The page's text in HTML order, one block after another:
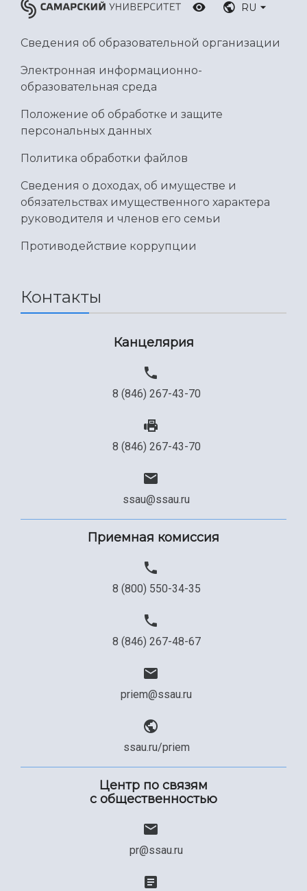
RU
Сведения об образовательной организации
Электронная информационно-
образовательная среда
Положение об обработке и защите
персональных данных
Политика обработки файлов
Сведения о доходах, об имуществе и
обязательствах имущественного характера
руководителя и членов его семьи
Противодействие коррупции
Контакты
Канцелярия
8 (846) 267-43-70
8 (846) 267-43-70
ssau@ssau.ru
Приемная комиссия
8 (800) 550-34-35
8 (846) 267-48-67
priem@ssau.ru
ssau.ru/priem
Центр по связям
с общественностью
pr@ssau.ru